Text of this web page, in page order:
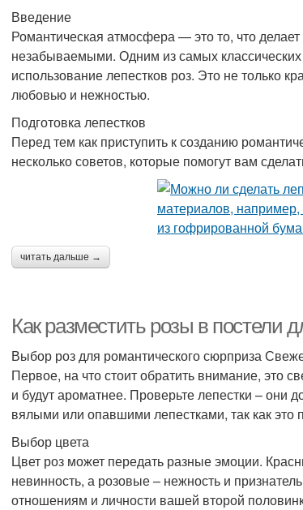
Введение
Романтическая атмосфера — это то, что
незабываемыми. Одним из самых
использование лепестков роз. Это не только
любовью и нежностью.
Подготовка лепестков
Перед тем как приступить к созданию
несколько советов, которые помогут вам
читать дальше →
Как разместить розы в постели
Выбор роз для романтического сюрприза
Первое, на что стоит обратить внимание, это
и будут ароматнее. Проверьте лепестки – они
вялыми или опавшими лепестками, так как это
Выбор цвета
Цвет роз может передать разные эмоции.
невинность, а розовые – нежность и
отношениям и личности вашей второй